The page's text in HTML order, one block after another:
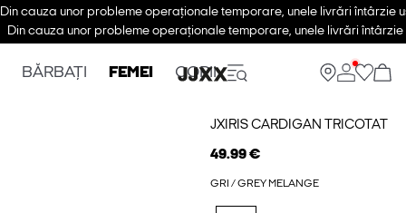
Din cauza unor probleme operaționale temporare, unele livrări întârzie
Din cauza unor probleme operaționale temporare, unele livrări
BĂRBAȚI FEMEI COPII
JXIRIS CARDIGAN TRICOTAT
49.99 €
GRI / GREY MELANGE